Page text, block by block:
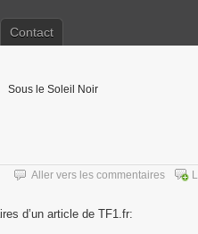
Contact
Sous le Soleil Noir
Aller vers les commentaires
d’un article de TF1.fr: